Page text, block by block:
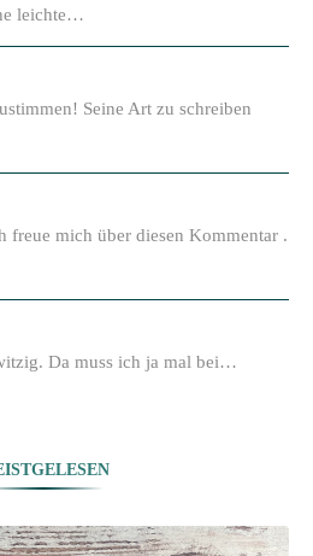
leichte…
Seine Art zu schreiben
freue mich über diesen Kommentar .
Da muss ich ja mal bei…